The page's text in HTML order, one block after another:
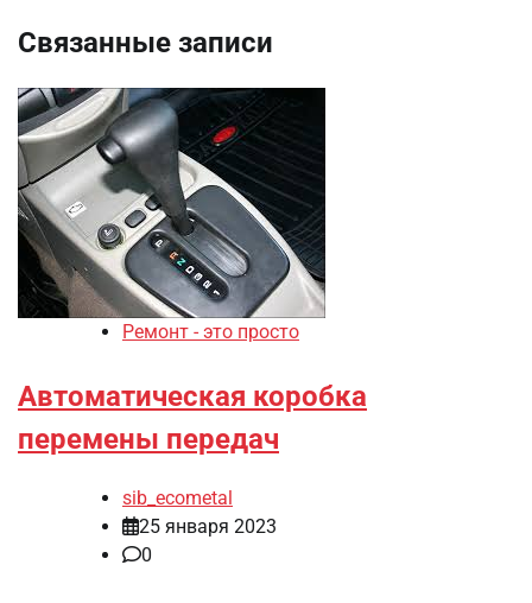
Связанные записи
Ремонт - это просто
Автоматическая коробка
перемены передач
sib_ecometal
25 января 2023
0